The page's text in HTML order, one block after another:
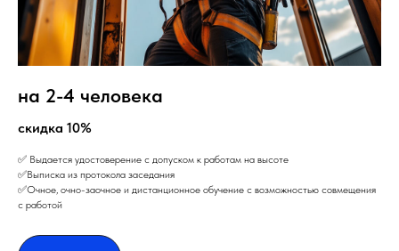
на 2-4 человека
скидка 10%
✅ Выдается удостоверение с допуском к работам на высоте
✅Выписка из протокола заседания
✅Очное, очно-заочное и дистанционное обучение с возможностью совмещения
с работой